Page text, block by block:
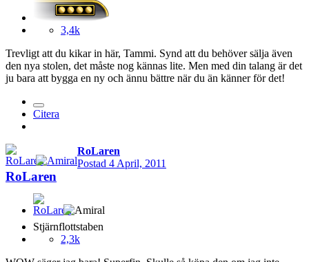
3,4k
Trevligt att du kikar in här, Tammi. Synd att du behöver sälja även
den nya stolen, det måste nog kännas lite. Men med din talang är det
ju bara att bygga en ny och ännu bättre när du än känner för det!
Citera
RoLaren
Postad 4 April, 2011
RoLaren
Stjärnflottstaben
2,3k